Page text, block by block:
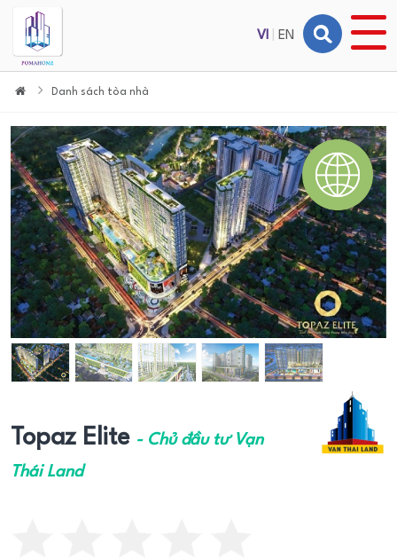
VI| EN
Danh sách tòa nhà
Topaz Elite - Chủ đầu tư Vạn
Thái Land